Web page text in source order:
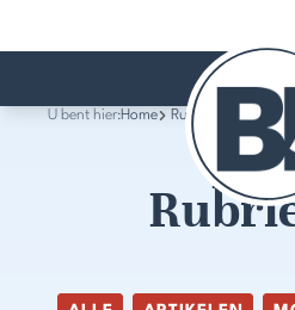
U bent hier:Home Rubrieken